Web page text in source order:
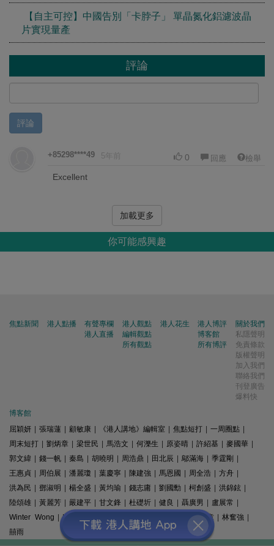
【自主可控】中國告別「卡脖子」 單晶氮化鋁濾波晶
片實現量產
評論
評論
+85298****49 5年前 0 回應 檢舉
Excellent
加載更多
你可能感興趣
焦點新聞 港人點播
有聲專欄
港人直播
港人觀點
編輯觀點
所有觀點
港人花生
港人博評
博客館
所有博評
關於我們
私隱聲明
免責條款
版權聲明
加入我們
聯絡我們
刊登廣告
爆料快
博客館
屈穎妍
張瑞蓮 顧敏康 《港人講地》編輯室 焦點短打 一周圈點
周末短打
劉炳章 梁世民 馬浩文 何濼生 原姿晴 許紹基 麥國華
郭文緯
錢一帆 秦島 胡曉明 周浩鼎 田北辰 鄔滿海 季霆剛
王惠貞
周伯展 潘麗瓊 葉慶寧 陳建強 馬恩國 周全浩 方舟
洪為民
鄧淑明 楊全盛 黃均瑜 錢志庸 劉國勳 柯創盛 洪錦鉉
陸頌雄
黃麗芳 嚴建平 甘文鋒 杜礎圻 健良 聶廣男 盧展常
Winter Wong
K2 梁文新 羅崑 姚銘 精選文章 林奮強
囍雨